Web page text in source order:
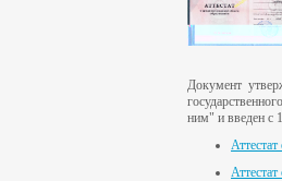
Документ
ним" и введен с